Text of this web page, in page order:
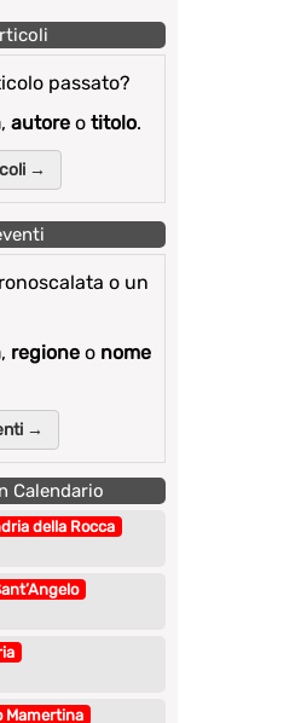
passato?
, autore o titolo.
→
o un
, regione o nome
→
Calendario
della Rocca
Mamertina